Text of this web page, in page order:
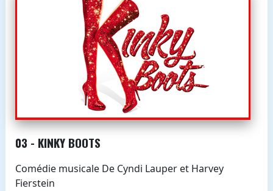
03 - KINKY BOOTS
Comédie musicale De Cyndi Lauper et Harvey
Fierstein